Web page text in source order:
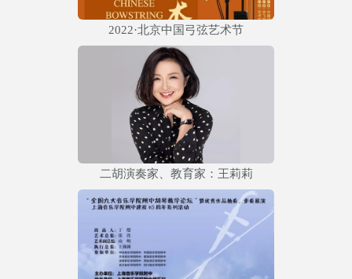
2022·北京中国弓弦艺术节
二胡演奏家、教育家：王莉莉